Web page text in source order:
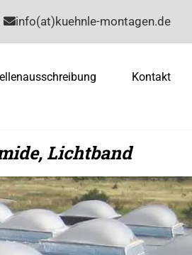
info(at)kuehnle-montagen.de
Kontakt
Lichtband